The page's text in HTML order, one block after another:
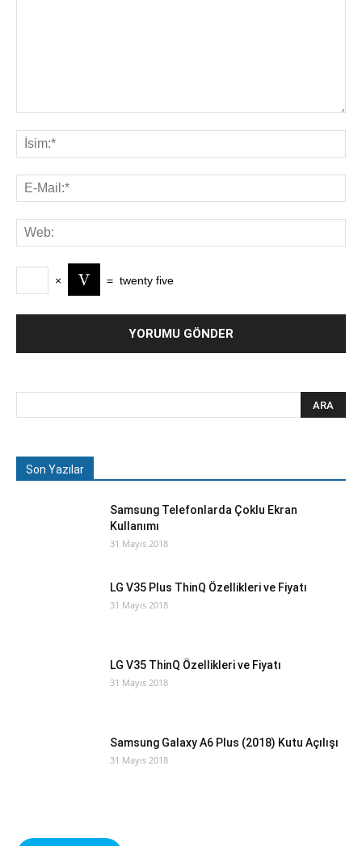
× = twenty five
Son Yazılar
Samsung Telefonlarda Çoklu Ekran
Kullanımı
31 Mayıs 2018
LG V35 Plus ThinQ Özellikleri ve Fiyatı
31 Mayıs 2018
LG V35 ThinQ Özellikleri ve Fiyatı
31 Mayıs 2018
Samsung Galaxy A6 Plus (2018) Kutu Açılışı
31 Mayıs 2018